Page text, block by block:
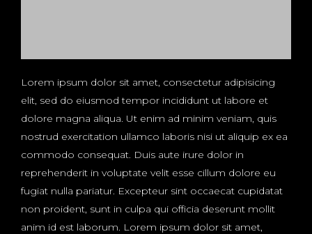
Lorem ipsum dolor sit amet, consectetur adipisicing
elit, sed do eiusmod tempor incididunt ut labore et
dolore magna aliqua. Ut enim ad minim veniam, quis
nostrud exercitation ullamco laboris nisi ut aliquip ex ea
commodo consequat. Duis aute irure dolor in
reprehenderit in voluptate velit esse cillum dolore eu
fugiat nulla pariatur. Excepteur sint occaecat cupidatat
non proident, sunt in culpa qui officia deserunt mollit
anim id est laborum. Lorem ipsum dolor sit amet,